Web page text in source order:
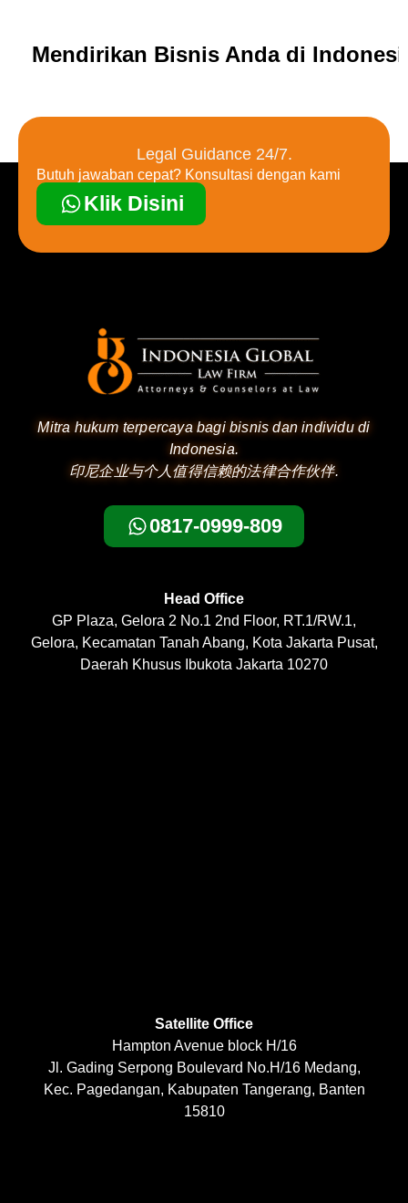
Mendirikan Bisnis Anda di
Legal Guidance 24/7.
Butuh jawaban cepat? Konsultasi dengan kami
Klik Disini
Mitra hukum terpercaya bagi bisnis dan individu di
Indonesia.
印尼企业与个人值得信赖的法律合作伙伴.
0817-0999-809
Head Office
GP Plaza, Gelora 2 No.1 2nd Floor, RT.1/RW.1,
Gelora, Kecamatan Tanah Abang, Kota Jakarta Pusat,
Daerah Khusus Ibukota Jakarta 10270
Satellite Office
Hampton Avenue block H/16
Jl. Gading Serpong Boulevard No.H/16 Medang,
Kec. Pagedangan, Kabupaten Tangerang, Banten
15810